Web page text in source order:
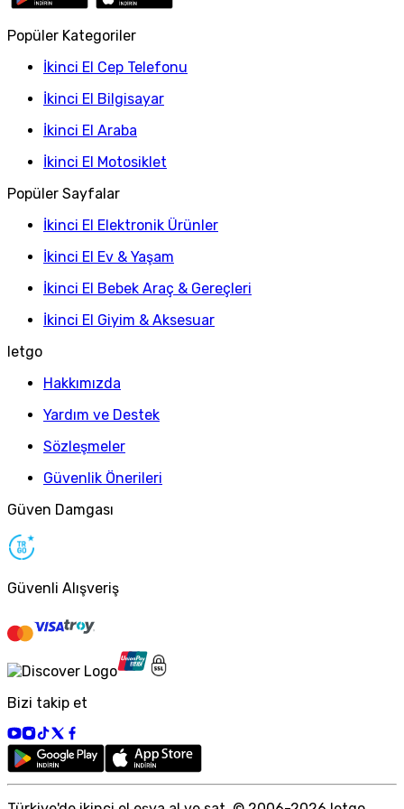
Popüler Kategoriler
İkinci El Cep Telefonu
İkinci El Bilgisayar
İkinci El Araba
İkinci El Motosiklet
Popüler Sayfalar
İkinci El Elektronik Ürünler
İkinci El Ev & Yaşam
İkinci El Bebek Araç & Gereçleri
İkinci El Giyim & Aksesuar
letgo
Hakkımızda
Yardım ve Destek
Sözleşmeler
Güvenlik Önerileri
Güven Damgası
Güvenli Alışveriş
Bizi takip et